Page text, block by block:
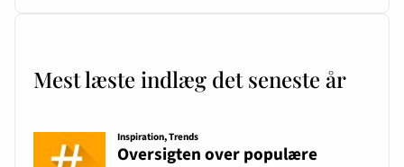
Mest læste indlæg det seneste år